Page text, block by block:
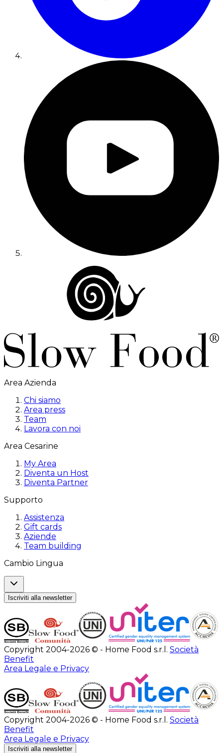
Area Azienda
Chi siamo
Area press
Team
Lavora con noi
Area Cesarine
My Area
Diventa un Host
Diventa Partner
Supporto
Assistenza
Gift cards
Aziende
Team building
Cambio Lingua
Iscriviti alla newsletter
Copyright 2004-2026 © - Home Food s.r.l. Società
Benefit
Area Legale e Privacy
Copyright 2004-2026 © - Home Food s.r.l. Società
Benefit
Area Legale e Privacy
Iscriviti alla newsletter